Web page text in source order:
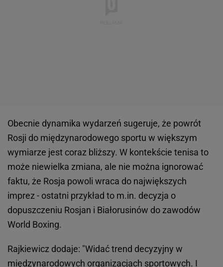
Obecnie dynamika wydarzeń sugeruje, że powrót
Rosji do międzynarodowego sportu w większym
wymiarze jest coraz bliższy. W kontekście tenisa to
może niewielka zmiana, ale nie można ignorować
faktu, że Rosja powoli wraca do największych
imprez - ostatni przykład to m.in. decyzja o
dopuszczeniu Rosjan i Białorusinów do zawodów
World Boxing.
Rajkiewicz dodaje: "Widać trend decyzyjny w
międzynarodowych organizacjach sportowych. I